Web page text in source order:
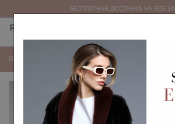
БЕСПЛАТНАЯ ДОСТАВКА НА ВСЕ
МЕХА